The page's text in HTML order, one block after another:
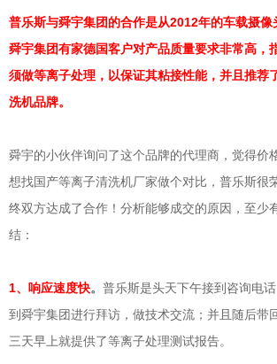
普乐斯与舜宇集团的合作是从2012年的车载摄
舜宇集团有家德国客户对产品质量要求非常高，
须做等离子处理，以保证其粘接性能，并且推荐
洗机品牌。
舜宇的小伙伴询问了这个品牌的代理商，觉得价
想找国产等离子清洗机厂家做个对比，普乐斯很
终双方达成了合作！分析能够成交的原因，至少
结：
1、响应速度快。 普乐斯是头天下午接到咨询电
到舜宇集团进行拜访，做技术交流；并且随后带
三天早上就提供了等离子处理测试报告。